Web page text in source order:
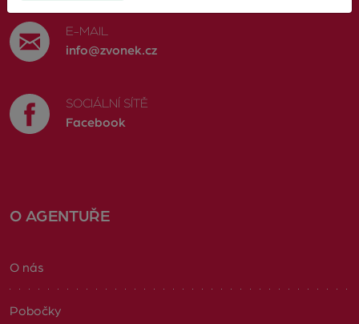
E-MAIL
info@zvonek.cz
SOCIÁLNÍ SÍTĚ
Facebook
O AGENTUŘE
O nás
Pobočky